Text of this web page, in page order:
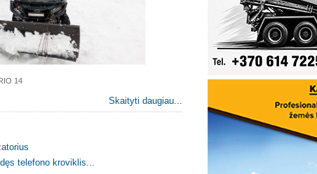
14
Skaityti daugiau...
telefono kroviklis...